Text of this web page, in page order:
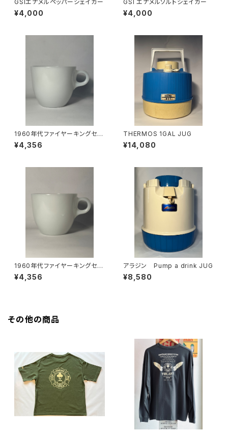
GSIエナメルペッパーシェイカー
¥4,000
GSI エナメルソルトシェイカー
¥4,000
1960年代ファイヤーキングセン
トデニスカップ
¥4,356
THERMOS 1GAL JUG
¥14,080
1960年代ファイヤーキングセン
トデニスカップ
¥4,356
アラジン Pump a drink JUG
¥8,580
その他の商品